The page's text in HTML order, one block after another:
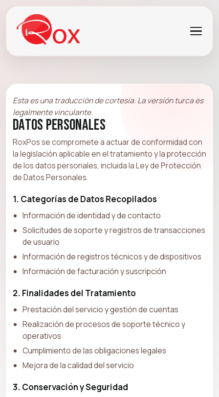
Esta es una traducción de cortesía. La versión turca es
legalmente vinculante.
Datos Personales
RoxPos se compromete a actuar de conformidad con
la legislación aplicable en el tratamiento y la protección
de los datos personales, incluida la Ley de Protección
de Datos Personales.
1. Categorías de Datos Recopilados
Información de identidad y de contacto
Solicitudes de soporte y registros de transacciones
de usuario
Información de registros técnicos y de dispositivos
Información de facturación y suscripción
2. Finalidades del Tratamiento
Prestación del servicio y gestión de cuentas
Realización de procesos de soporte técnico y
operativos
Cumplimiento de las obligaciones legales
Mejora de la calidad del servicio
3. Conservación y Seguridad